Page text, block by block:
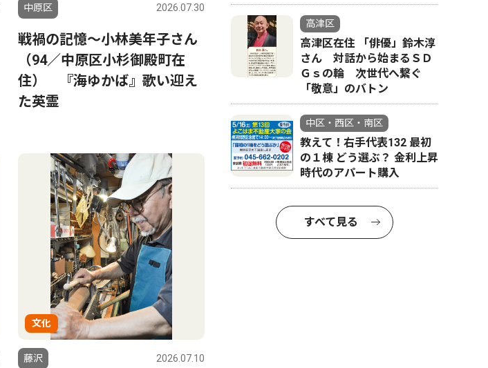
中原区 2026.07.30
戦禍の記憶〜小林美年子さん
（94／中原区小杉御殿町在
住） 『海ゆかば』歌い迎え
た英霊
文化
藤沢 2026.07.10
高津区
高津区在住 「俳優」鈴木淳
さん 対話から始まるＳＤ
Ｇｓの輪 次世代へ繋ぐ
「敬意」のバトン
中区・西区・南区
教えて！右手代表132 最初
の１棟 どう選ぶ？ 金利上昇
時代のアパート購入
すべて見る